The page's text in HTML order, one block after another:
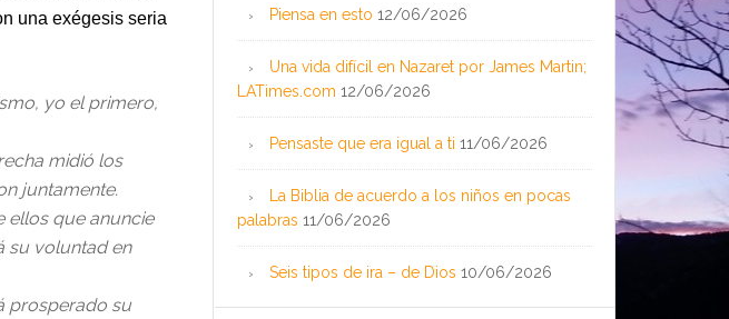
una exégesis seria
yo el primero,
midió los
juntamente.
ellos que anuncie
su voluntad en
prosperado su
Piensa en esto 12/06/2026
Una vida difícil en Nazaret por James Martin;
LATimes.com 12/06/2026
Pensaste que era igual a ti 11/06/2026
La Biblia de acuerdo a los niños en pocas
palabras 11/06/2026
Seis tipos de ira – de Dios 10/06/2026